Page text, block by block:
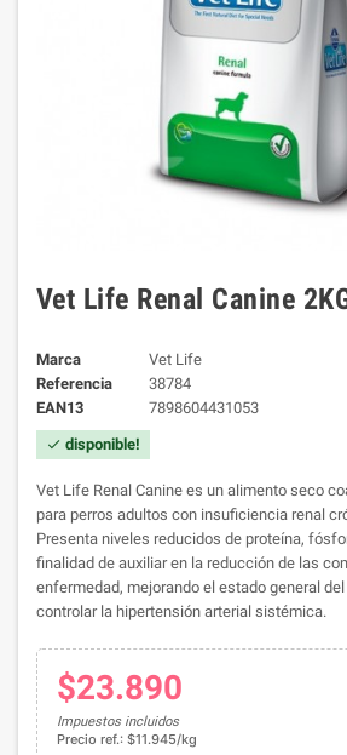
Vet Life Renal Canine
Marca
Vet Life
Referencia
38784
EAN13
7898604431053
check disponible!
Vet Life Renal Canine es un alimento seco
para perros adultos con insuficiencia renal
Presenta niveles reducidos de proteína,
finalidad de auxiliar en la reducción de las
enfermedad, mejorando el estado general del
controlar la hipertensión arterial sistémica.
$23.890
Impuestos incluidos
Precio ref.: $11.945/kg